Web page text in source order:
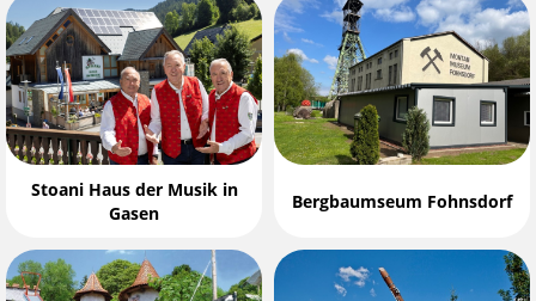
Stoani Haus der Musik in
Gasen
Bergbaumseum Fohnsdorf